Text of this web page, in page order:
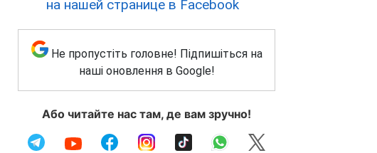
на нашей странице в Facebook
Не пропустіть головне! Підпишіться на
наші оновлення в Google!
Або читайте нас там, де вам зручно!